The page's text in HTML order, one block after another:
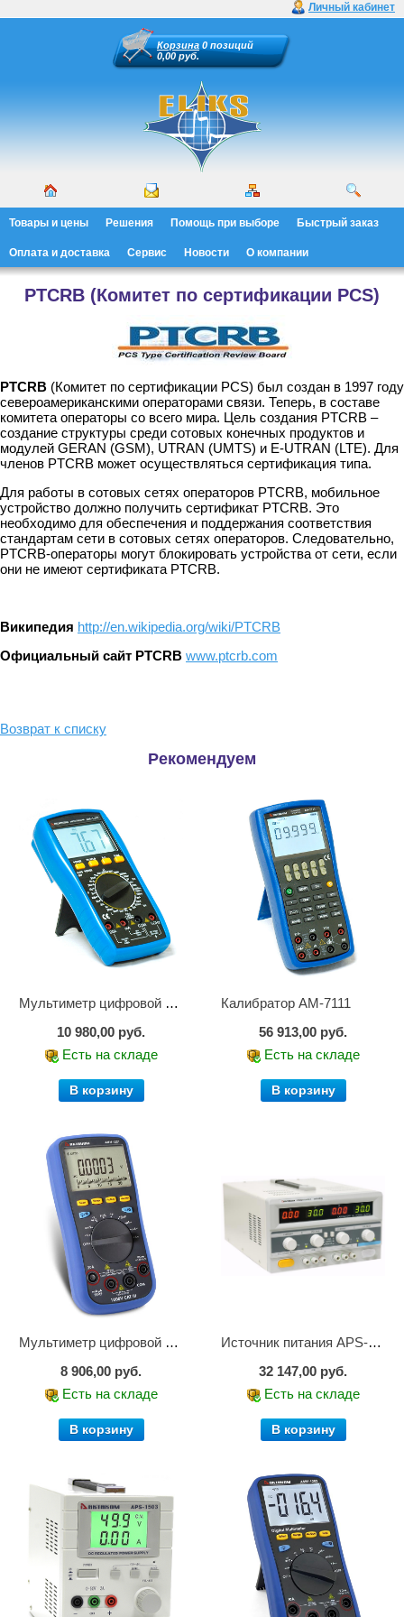
Личный кабинет
Корзина 0 позиций
0,00 руб.
Товары и цены Решения Помощь при выборе Быстрый заказ
Оплата и доставка Сервис Новости О компании
PTCRB (Комитет по сертификации PCS)
PTCRB (Комитет по сертификации PCS) был создан в 1997 году
североамериканскими операторами связи. Теперь, в составе
комитета операторы со всего мира. Цель создания PTCRB –
создание структуры среди сотовых конечных продуктов и
модулей GERAN (GSM), UTRAN (UMTS) и Е-UTRAN (LTE). Для
членов PTCRB может осуществляться сертификация типа.
Для работы в сотовых сетях операторов PTCRB, мобильное
устройство должно получить сертификат PTCRB. Это
необходимо для обеспечения и поддержания соответствия
стандартам сети в сотовых сетях операторов. Следовательно,
PTCRB-операторы могут блокировать устройства от сети, если
они не имеют сертификата PTCRB.
Википедия http://en.wikipedia.org/wiki/PTCRB
Официальный сайт PTCRB www.ptcrb.com
Возврат к списку
Рекомендуем
Мультиметр цифровой АМ-1083
10 980,00 руб.
Есть на складе
В корзину
Калибратор АМ-7111
56 913,00 руб.
Есть на складе
В корзину
Мультиметр цифровой АММ-1221
8 906,00 руб.
Есть на складе
В корзину
Источник питания APS-2236
32 147,00 руб.
Есть на складе
В корзину